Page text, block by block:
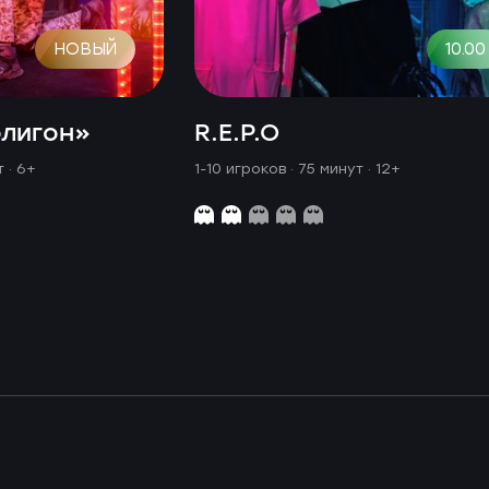
НОВЫЙ
· 6+
10.00
R.E.P.O
1-10 игроков · 75 минут · 12+